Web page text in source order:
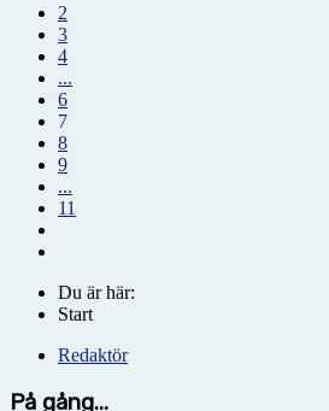
2
3
4
...
6
7
8
9
...
11
Du är här:
Start
Redaktör
På gång...